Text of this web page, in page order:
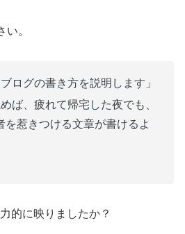
。
ログの書き方を説明します」
ば、疲れて帰宅した夜でも、
を惹きつける文章が書けるよ
的に映りましたか？